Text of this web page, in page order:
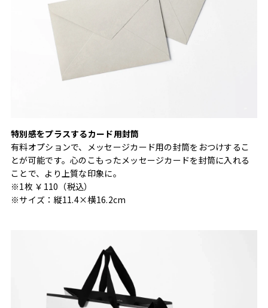
特別感をプラスするカード用封筒
有料オプションで、メッセージカード用の封筒をおつけするこ
とが可能です。心のこもったメッセージカードを封筒に入れる
ことで、より上質な印象に。
※1枚 ￥110（税込）
※サイズ：縦11.4×横16.2cm